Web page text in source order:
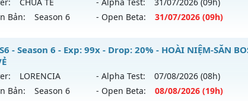
06/08/2626
Non Reset
Mu Nguyên bản Webzen
XShield
Bản:
Season 6 - Open Beta: 31/07/2026 (09h)
THỐNG LĨNH___ - LÂU DÀI, CAM KẾT CÓ GỘP MU
mới ra tháng 07 2026 - Mở máy chủCHÚA TỂvào 09h
300x - Drop: 20%
- Season 6 - Exp: 99x - Drop: 20% - HOÀI NIỆM-SĂN
LORENCIA - Alpha Test: 07/08/2026 (08h)
Bản:
Season 6 - Open Beta: 08/08/2026 (19h)